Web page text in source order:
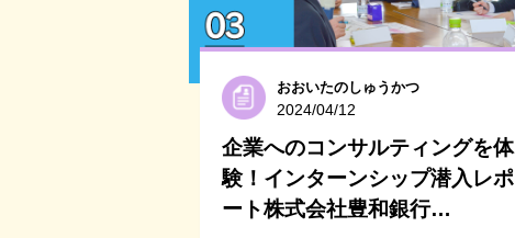
おおいたのしゅうかつ
2024/04/12
企業へのコンサルティングを体
験！インターンシップ潜入レポ
ート株式会社豊和銀行…